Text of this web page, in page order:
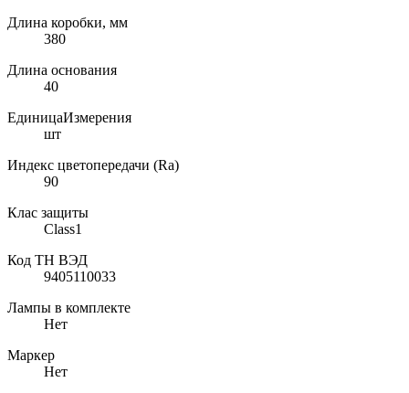
Длина коробки, мм
380
Длина основания
40
ЕдиницаИзмерения
шт
Индекс цветопередачи (Ra)
90
Клас защиты
Class1
Код ТН ВЭД
9405110033
Лампы в комплекте
Нет
Маркер
Нет